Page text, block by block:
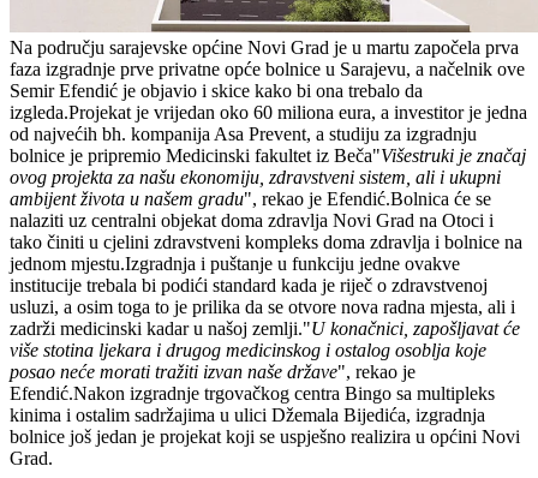
Na području sarajevske općine Novi Grad je u martu započela prva
faza izgradnje prve privatne opće bolnice u Sarajevu, a načelnik ove
Semir Efendić je objavio i skice kako bi ona trebalo da
izgleda.Projekat je vrijedan oko 60 miliona eura, a investitor je jedna
od najvećih bh. kompanija Asa Prevent, a studiju za izgradnju
bolnice je pripremio Medicinski fakultet iz Beča"Višestruki je značaj
ovog projekta za našu ekonomiju, zdravstveni sistem, ali i ukupni
ambijent života u našem gradu", rekao je Efendić.Bolnica će se
nalaziti uz centralni objekat doma zdravlja Novi Grad na Otoci i
tako činiti u cjelini zdravstveni kompleks doma zdravlja i bolnice na
jednom mjestu.Izgradnja i puštanje u funkciju jedne ovakve
institucije trebala bi podići standard kada je riječ o zdravstvenoj
usluzi, a osim toga to je prilika da se otvore nova radna mjesta, ali i
zadrži medicinski kadar u našoj zemlji."U konačnici, zapošljavat će
više stotina ljekara i drugog medicinskog i ostalog osoblja koje
posao neće morati tražiti izvan naše države", rekao je
Efendić.Nakon izgradnje trgovačkog centra Bingo sa multipleks
kinima i ostalim sadržajima u ulici Džemala Bijedića, izgradnja
bolnice još jedan je projekat koji se uspješno realizira u općini Novi
Grad.